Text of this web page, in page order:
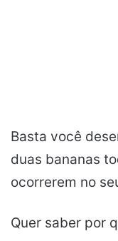
Basta você
duas bananas
ocorrerem no
Quer saber por